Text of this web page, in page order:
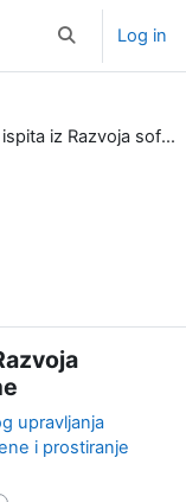
Toggle search
Log in
Rezultati popravnog ispita iz Razvoja softvera za ugradbene sisteme
upravljanja
i prostiranje